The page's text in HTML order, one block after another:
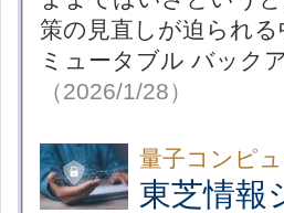
策の見直しが迫られ
ミュータブル バック
（2026/1/28）
量子コンピ
東芝情報